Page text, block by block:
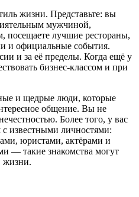
жизни. Представьте: вы
мужчиной,
посещаете лучшие рестораны,
и официальные события.
и за её пределы. Когда ещё у
бизнес-классом и при
и щедрые люди, которые
общение. Вы не
Более того, у вас
с известными личностями:
юристами, актёрами и
— такие знакомства могут
жизни.